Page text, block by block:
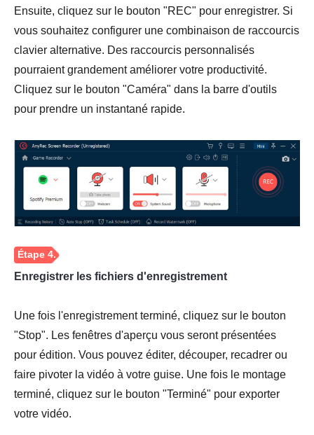
Étape 2.
Ensuite, cliquez sur le bouton "REC" pour enregistrer. Si
vous souhaitez configurer une combinaison de raccourcis
clavier alternative. Des raccourcis personnalisés
pourraient grandement améliorer votre productivité.
Cliquez sur le bouton "Caméra" dans la barre d'outils
pour prendre un instantané rapide.
Enregistrer les fichiers d'enregistrement
Une fois l'enregistrement terminé, cliquez sur le bouton
"Stop". Les fenêtres d'aperçu vous seront présentées
pour édition. Vous pouvez éditer, découper, recadrer ou
faire pivoter la vidéo à votre guise. Une fois le montage
terminé, cliquez sur le bouton "Terminé" pour exporter
votre vidéo.